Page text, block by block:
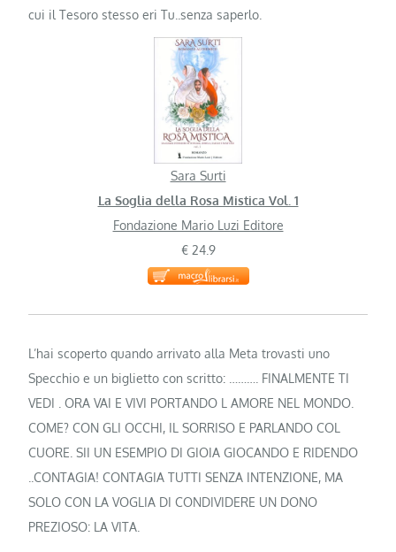
cui il Tesoro stesso eri Tu..senza saperlo.
Sara Surti
La Soglia della Rosa Mistica Vol. 1
Fondazione Mario Luzi Editore
€ 24.9
L’hai scoperto quando arrivato alla Meta trovasti uno
Specchio e un biglietto con scritto: ………. FINALMENTE TI
VEDI . ORA VAI E VIVI PORTANDO L AMORE NEL MONDO.
COME? CON GLI OCCHI, IL SORRISO E PARLANDO COL
CUORE. SII UN ESEMPIO DI GIOIA GIOCANDO E RIDENDO
..CONTAGIA! CONTAGIA TUTTI SENZA INTENZIONE, MA
SOLO CON LA VOGLIA DI CONDIVIDERE UN DONO
PREZIOSO: LA VITA.